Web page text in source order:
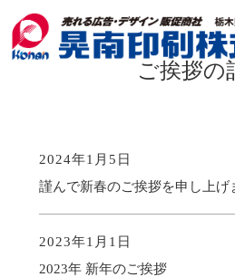
ご挨拶の
2024年1月5日
謹んで新春のご挨拶を申し上げ
2023年1月1日
2023年 新年のご挨拶